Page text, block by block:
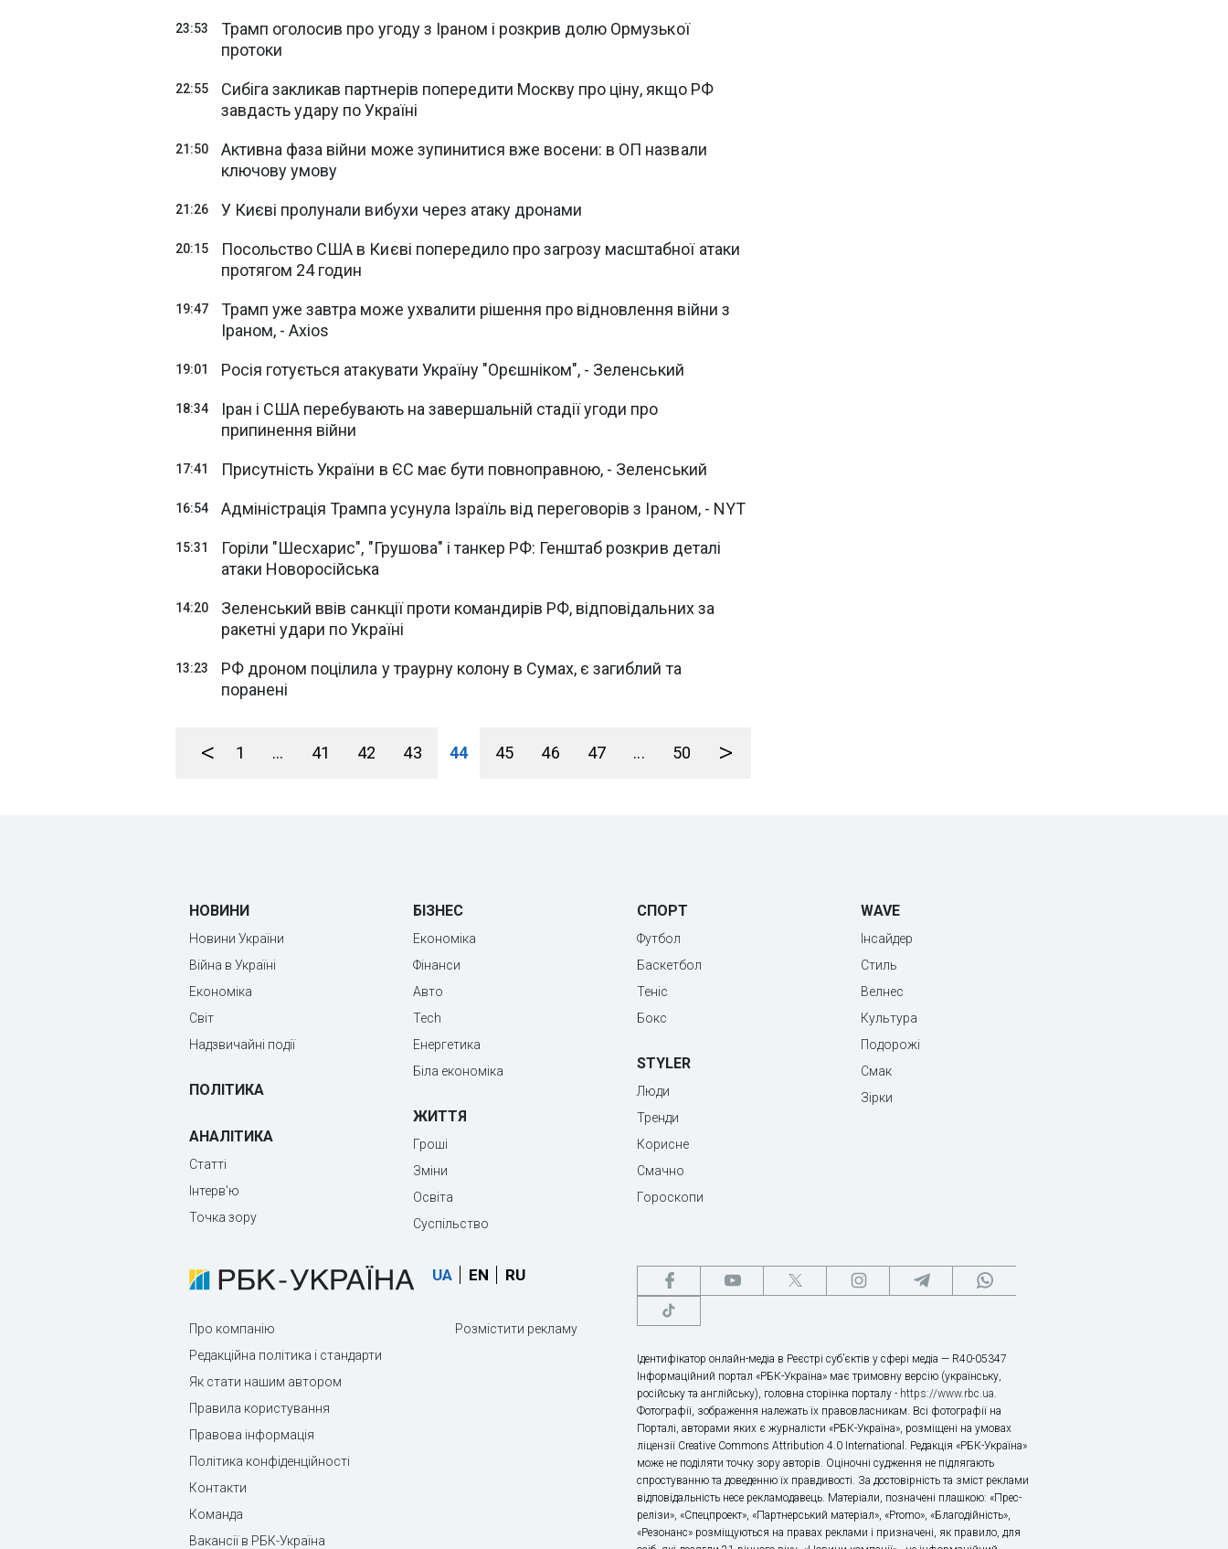
23:53
Трамп оголосив про угоду з Іраном і розкрив долю Ормузької
протоки
22:55
Сибіга закликав партнерів попередити Москву про ціну, якщо РФ
завдасть удару по Україні
21:50
Активна фаза війни може зупинитися вже восени: в ОП назвали
ключову умову
21:26 У Києві пролунали вибухи через атаку дронами
20:15
Посольство США в Києві попередило про загрозу масштабної атаки
протягом 24 годин
19:47
Трамп уже завтра може ухвалити рішення про відновлення війни з
Іраном, - Axios
19:01 Росія готується атакувати Україну "Орєшніком", - Зеленський
18:34
Іран і США перебувають на завершальній стадії угоди про
припинення війни
17:41 Присутність України в ЄС має бути повноправною, - Зеленський
16:54 Адміністрація Трампа усунула Ізраїль від переговорів з Іраном, - NYT
15:31
Горіли "Шесхарис", "Грушова" і танкер РФ: Генштаб розкрив деталі
атаки Новоросійська
14:20
Зеленський ввів санкції проти командирів РФ, відповідальних за
ракетні удари по Україні
13:23
РФ дроном поцілила у траурну колону в Сумах, є загиблий та
поранені
< 1 ... 41 42 43 44 45 46 47 ... 50 >
НОВИНИ
Новини України
Війна в Україні
Економіка
Світ
Надзвичайні події
ПОЛІТИКА
АНАЛІТИКА
Статті
Інтерв'ю
Точка зору
БІЗНЕС
Економіка
Фінанси
Авто
Tech
Енергетика
Біла економіка
ЖИТТЯ
Гроші
Зміни
Освіта
Суспільство
СПОРТ
Футбол
Баскетбол
Теніс
Бокс
STYLER
Люди
Тренди
Корисне
Смачно
Гороскопи
WAVE
Інсайдер
Стиль
Велнес
Культура
Подорожі
Смак
Зірки
UA EN RU
Про компанію
Редакційна політика і стандарти
Як стати нашим автором
Правила користування
Правова інформація
Політика конфіденційності
Контакти
Команда
Вакансії в РБК-Україна
Розмістити рекламу
Ідентифікатор онлайн-медіа в Реєстрі суб’єктів у сфері медіа — R40-05347
Інформаційний портал «РБК-Україна» має тримовну версію (українську,
російську та англійську), головна сторінка порталу - https://www.rbc.ua.
Фотографії, зображення належать їх правовласникам. Всі фотографії на
Порталі, авторами яких є журналісти «РБК-Україна», розміщені на умовах
ліцензії Creative Commons Attribution 4.0 International. Редакція «РБК-Україна»
може не поділяти точку зору авторів. Оціночні судження не підлягають
спростуванню та доведенню їх правдивості. За достовірність та зміст реклами
відповідальність несе рекламодавець. Матеріали, позначені плашкою: «Прес-
релізи», «Спецпроект», «Партнерський матеріал», «Promo», «Благодійність»,
«Резонанс» розміщуються на правах реклами і призначені, як правило, для